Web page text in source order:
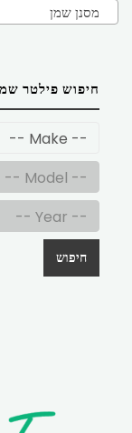
מסנן שמן
חיפוש פילטר
חיפוש